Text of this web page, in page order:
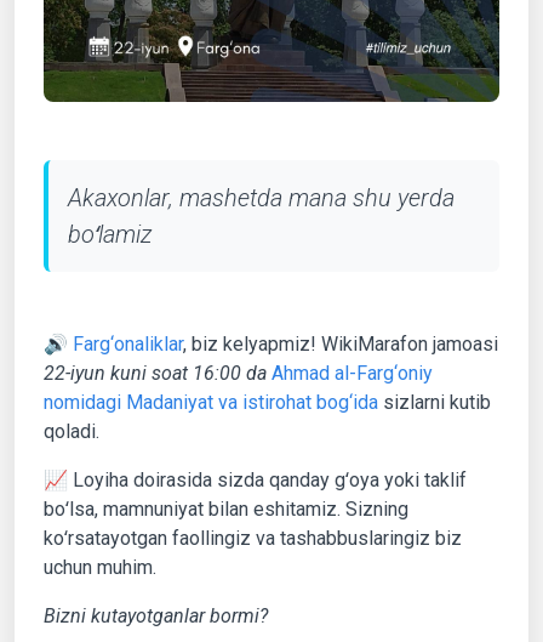
Akaxonlar, mashetda mana shu yerda
boʻlamiz
🔊 Farg‘onaliklar, biz kelyapmiz! WikiMarafon jamoasi
22-iyun kuni soat 16:00 da Ahmad al-Farg‘oniy
nomidagi Madaniyat va istirohat bog‘ida sizlarni kutib
qoladi.
📈 Loyiha doirasida sizda qanday gʻoya yoki taklif
boʻlsa, mamnuniyat bilan eshitamiz. Sizning
koʻrsatayotgan faollingiz va tashabbuslaringiz biz
uchun muhim.
Bizni kutayotganlar bormi?